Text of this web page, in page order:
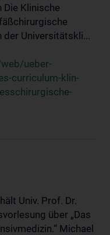
Klinische
der Universitätskli...
ueber-
curriculum-klin-
Univ. Prof. Dr.
über „Das
Michael